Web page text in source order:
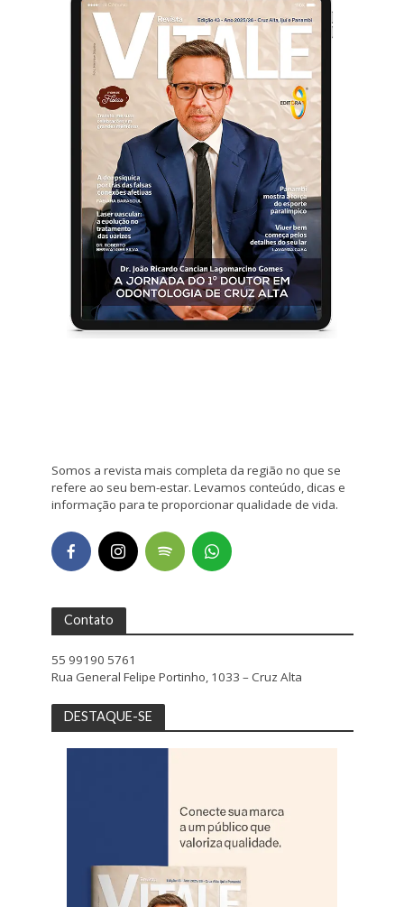
Somos a revista mais completa da região no que se
refere ao seu bem-estar. Levamos conteúdo, dicas e
informação para te proporcionar qualidade de vida.
Contato
55 99190 5761
Rua General Felipe Portinho, 1033 – Cruz Alta
DESTAQUE-SE